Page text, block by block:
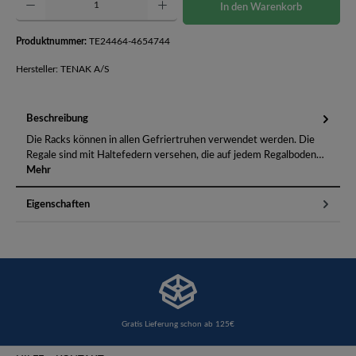
In den Warenkorb
Produktnummer: TE24464-4654744
Hersteller: TENAK A/S
Beschreibung
Die Racks können in allen Gefriertruhen verwendet werden. Die
Regale sind mit Haltefedern versehen, die auf jedem Regalboden…
Mehr
Eigenschaften
Gratis Lieferung schon ab 125€